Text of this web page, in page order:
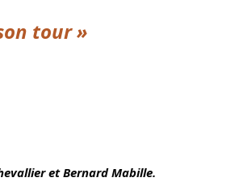
tour »
et Bernard Mabille.